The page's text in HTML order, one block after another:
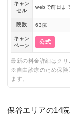
キャン
セル
webで前日ま
院数 63院
キャン
ペーン
公式
最新の料金詳細はクリ
※自由診療のため保険
ます。
保谷エリアの14